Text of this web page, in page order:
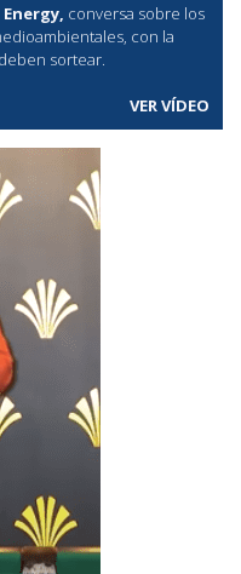
conversa sobre los
con la
sortear.
VER VÍDEO